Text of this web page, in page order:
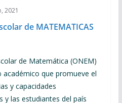
2021
de MATEMATICAS
de Matemática (ONEM)
que promueve el
y capacidades
las estudiantes del país